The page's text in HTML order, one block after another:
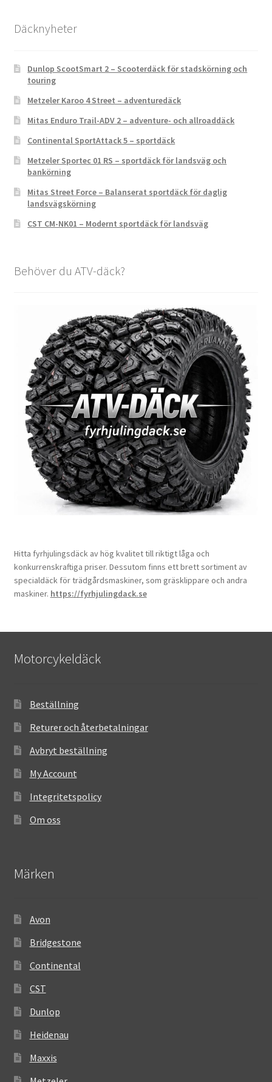
Däcknyheter
Dunlop ScootSmart 2 – Scooterdäck för stadskörning och
touring
Metzeler Karoo 4 Street – adventuredäck
Mitas Enduro Trail-ADV 2 – adventure- och allroaddäck
Continental SportAttack 5 – sportdäck
Metzeler Sportec 01 RS – sportdäck för landsväg och
bankörning
Mitas Street Force – Balanserat sportdäck för daglig
landsvägskörning
CST CM-NK01 – Modernt sportdäck för landsväg
Behöver du ATV-däck?
Hitta fyrhjulingsdäck av hög kvalitet till riktigt låga och
konkurrenskraftiga priser. Dessutom finns ett brett sortiment av
specialdäck för trädgårdsmaskiner, som gräsklippare och andra
maskiner. https://fyrhjulingdack.se
Motorcykeldäck
Beställning
Returer och återbetalningar
Avbryt beställning
My Account
Integritetspolicy
Om oss
Märken
Avon
Bridgestone
Continental
CST
Dunlop
Heidenau
Maxxis